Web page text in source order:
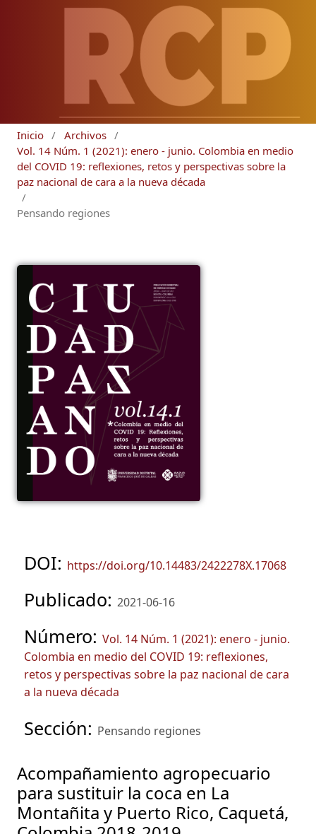
Inicio / Archivos /
Vol. 14 Núm. 1 (2021): enero - junio. Colombia en medio
del COVID 19: reflexiones, retos y perspectivas sobre la
paz nacional de cara a la nueva década
/
Pensando regiones
DOI: https://doi.org/10.14483/2422278X.17068
Publicado: 2021-06-16
Número: Vol. 14 Núm. 1 (2021): enero - junio.
Colombia en medio del COVID 19: reflexiones,
retos y perspectivas sobre la paz nacional de cara
a la nueva década
Sección: Pensando regiones
Acompañamiento agropecuario
para sustituir la coca en La
Montañita y Puerto Rico, Caquetá,